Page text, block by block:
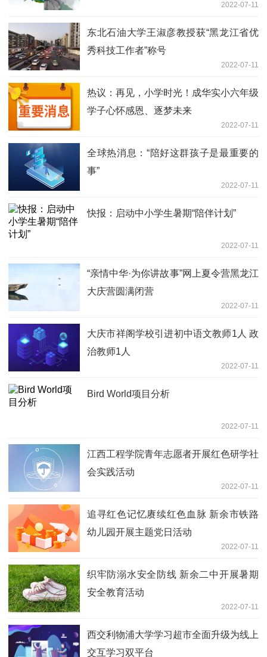
2022-07-11
东北石油大学王淑彦教授获“黑龙江省优
秀科技工作者”称号
2022-07-11
热议：再见，小学时光！成华实小六年级
学子心怀感恩、逐梦未来
2022-07-11
全球热消息：“陪好这群孩子是最重要的
事”
2022-07-11
快报：启动中小学生暑期“陪伴计划”
2022-07-11
“亲情中华·为你讲故事”网上夏令营黑龙江
大庆营圆满闭营
2022-07-11
大庆市祥阁学校引进初中语文教师1人 政
治教师1人
2022-07-11
Bird World项目分析
2022-07-11
江西工程学院青年志愿者开展红色研学社
会实践活动
2022-07-11
追寻红色记忆赓续红色血脉 新余市铁路
幼儿园开展主题党日活动
2022-07-11
织牢防溺水安全防线 新余二中开展暑期
安全教育活动
2022-07-11
西交利物浦大学学习超市全面升级为线上
交互学习双平台